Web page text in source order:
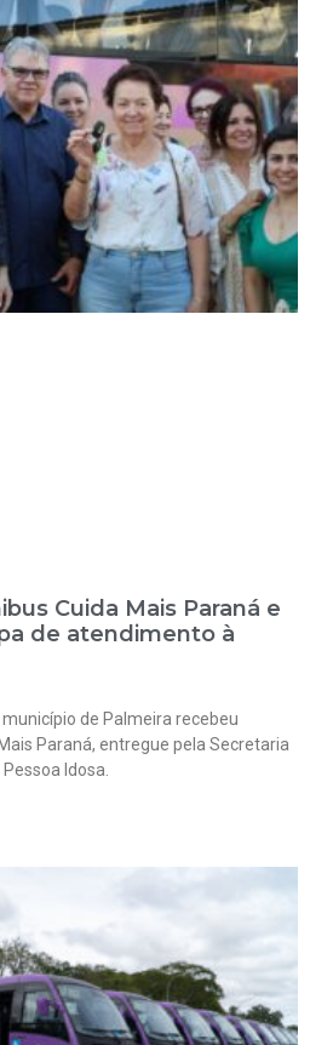
Cuida Mais Paraná e
de atendimento à
de Palmeira recebeu
Paraná, entregue pela Secretaria
Idosa.